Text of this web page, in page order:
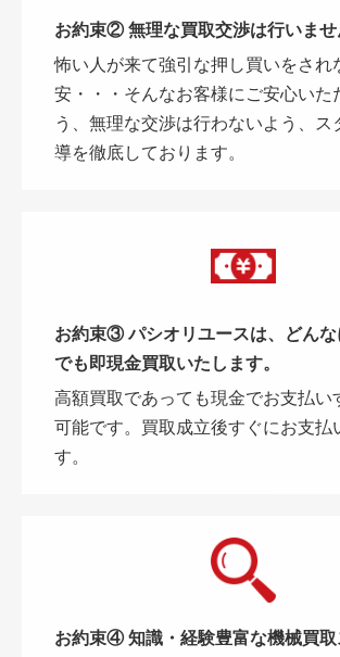
お約束② 無理な買取交渉は行いませ
怖い人が来て強引な押し買いをされ
安・・・そんなお客様にご安心いた
う、無理な交渉は行わないよう、ス
導を徹底しております。
お約束③ パシオリユースは、どんな
でも即現金買取いたします。
高額買取であっても現金でお支払い
可能です。買取成立後すぐにお支払
す。
お約束④ 知識・経験豊富な機械買